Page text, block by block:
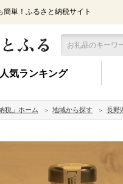
簡単！ふるさと納税サイト
人気ランキング
税」ホーム 地域から探す 長野